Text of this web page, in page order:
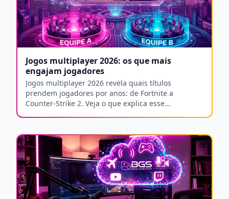
Jogos multiplayer 2026: os que mais
engajam jogadores
Jogos multiplayer 2026 revela quais títulos
prendem jogadores por anos: de Fortnite a
Counter-Strike 2. Veja o que explica esse